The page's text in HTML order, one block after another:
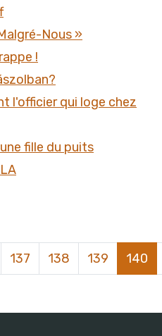
Nous »
!
l'officier qui loge chez
fille du puits
137 138 139 140